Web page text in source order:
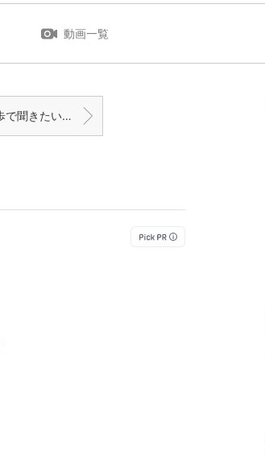
動画一覧
#お散歩で聞きたい音楽